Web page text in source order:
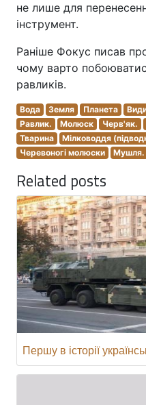
не лише для
інструмент.
Раніше Фокус писав
чому варто
равликів.
Вода Земля Планета
Равлик.
Молюск Черв'як.
Тварина
Мілководдя
Черевоногі молюски
Мушля.
Related posts
Першу в історії